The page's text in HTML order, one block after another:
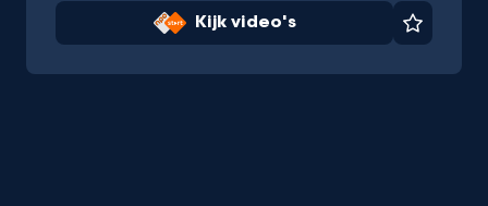
Kijk video's